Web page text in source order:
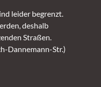
leider begrenzt.
deshalb
Straßen.
Dannemann-Str.)